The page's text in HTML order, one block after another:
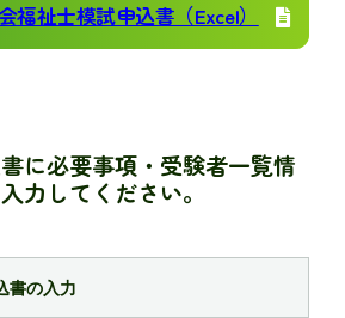
福祉士模試申込書（Excel）
に必要事項・受験者一覧情
力してください。
書の入力